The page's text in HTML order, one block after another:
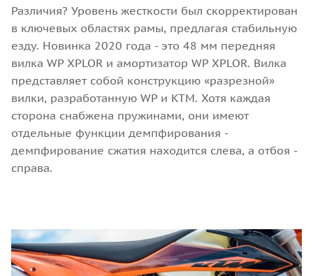
Различия? Уровень жесткости был скорректирован
в ключевых областях рамы, предлагая стабильную
езду. Новинка 2020 года - это 48 мм передняя
вилка WP XPLOR и амортизатор WP XPLOR. Вилка
представляет собой конструкцию «разрезной»
вилки, разработанную WP и KTM. Хотя каждая
сторона снабжена пружинами, они имеют
отдельные функции демпфирования -
демпфирование сжатия находится слева, а отбоя -
справа.